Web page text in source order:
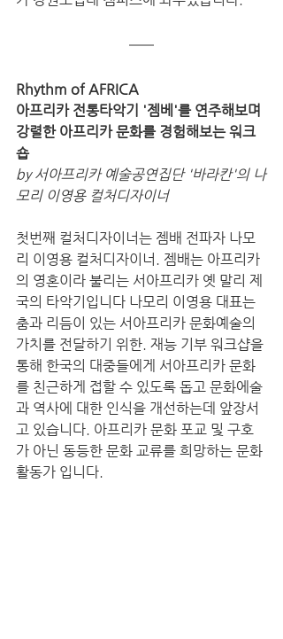
Rhythm of AFRICA
아프리카 전통타악기 '젬베'를 연주해보며
강렬한 아프리카 문화를 경험해보는 워크
숍
by 서아프리카 예술공연집단 '바라칸'의 나
모리 이영용 컬처디자이너
첫번째 컬처디자이너는 젬배 전파자 나모
리 이영용 컬처디자이너. 젬배는 아프리카
의 영혼이라 불리는 서아프리카 옛 말리 제
국의 타악기입니다 나모리 이영용 대표는
춤과 리듬이 있는 서아프리카 문화예술의
가치를 전달하기 위한. 재능 기부 워크샵을
통해 한국의 대중들에게 서아프리카 문화
를 친근하게 접할 수 있도록 돕고 문화에술
과 역사에 대한 인식을 개선하는데 앞장서
고 있습니다. 아프리카 문화 포교 및 구호
가 아닌 동등한 문화 교류를 희망하는 문화
활동가 입니다.